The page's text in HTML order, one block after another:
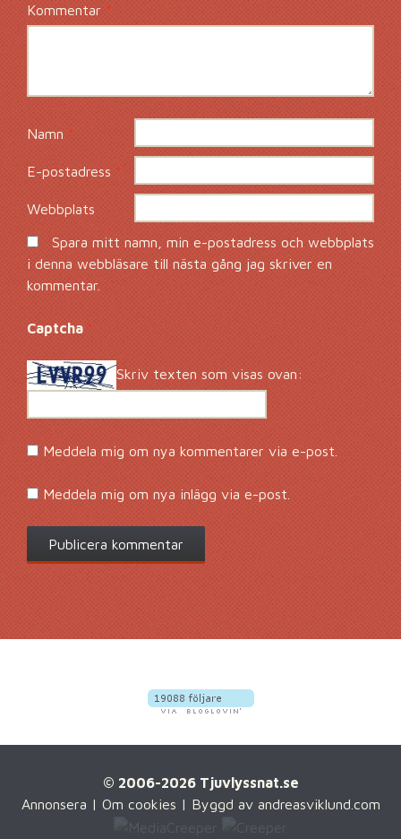
Kommentar *
Namn*
E-postadress*
Webbplats
Spara mitt namn, min e-postadress och webbplats
i denna webbläsare till nästa gång jag skriver en
kommentar.
Captcha *
Skriv texten som visas ovan:
Meddela mig om nya kommentarer via e-post.
Meddela mig om nya inlägg via e-post.
© 2006-2026 Tjuvlyssnat.se
Annonsera | Om cookies | Byggd av andreasviklund.com